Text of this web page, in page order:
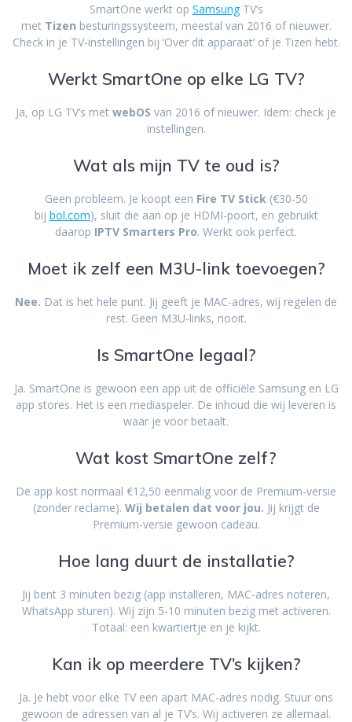
SmartOne werkt op SamsungTV’s
met Tizen besturingssysteem, meestal van 2016 of nieuwer.
Check in je TV-instellingen bij ‘Over dit apparaat’ of je Tizen hebt.
Werkt SmartOne op elke LG TV?
Ja, op LG TV’s met webOS van 2016 of nieuwer. Idem: check je
instellingen.
Wat als mijn TV te oud is?
Geen probleem. Je koopt een Fire TV Stick(€30-50
bij bol.com), sluit die aan op je HDMI-poort, en gebruikt
daarop IPTV Smarters Pro. Werkt ook perfect.
Moet ik zelf een M3U-link toevoegen?
Nee. Dat is het hele punt. Jij geeft je MAC-adres, wij regelen de
rest. Geen M3U-links, nooit.
Is SmartOne legaal?
Ja. SmartOne is gewoon een app uit de officiële Samsung en LG
app stores. Het is een mediaspeler. De inhoud die wij leveren is
waar je voor betaalt.
Wat kost SmartOne zelf?
De app kost normaal €12,50 eenmalig voor de Premium-versie
(zonder reclame). Wij betalen dat voor jou. Jij krijgt de
Premium-versie gewoon cadeau.
Hoe lang duurt de installatie?
Jij bent 3 minuten bezig (app installeren, MAC-adres noteren,
WhatsApp sturen). Wij zijn 5-10 minuten bezig met activeren.
Totaal: een kwartiertje en je kijkt.
Kan ik op meerdere TV’s kijken?
Ja. Je hebt voor elke TV een apart MAC-adres nodig. Stuur ons
gewoon de adressen van al je TV’s. Wij activeren ze allemaal.